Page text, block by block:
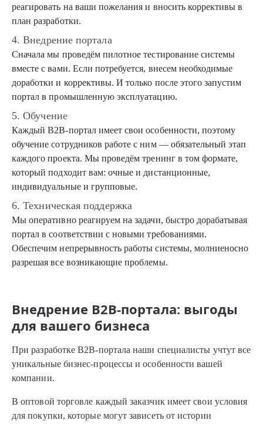
реагировать на ваши пожелания и вносить коррективы в
план разработки.
4. Внедрение портала
Сначала мы проведём пилотное тестирование системы
вместе с вами. Если потребуется, внесем необходимые
доработки и коррективы. И только после этого запустим
портал в промышленную эксплуатацию.
5. Обучение
Каждый B2B-портал имеет свои особенности, поэтому
обучение сотрудников работе с ним — обязательный этап
каждого проекта. Мы проведём тренинг в том формате,
который подходит вам: очные и дистанционные,
индивидуальные и групповые.
6. Техническая поддержка
Мы оперативно реагируем на задачи, быстро дорабатывая
портал в соответствии с новыми требованиями.
Обеспечим непрерывность работы системы, молниеносно
разрешая все возникающие проблемы.
Внедрение B2B-портала: выгоды
для вашего бизнеса
При разработке B2B-портала наши специалисты учтут все
уникальные бизнес-процессы и особенности вашей
компании.
В оптовой торговле каждый заказчик имеет свои условия
для покупки, которые могут зависеть от истории